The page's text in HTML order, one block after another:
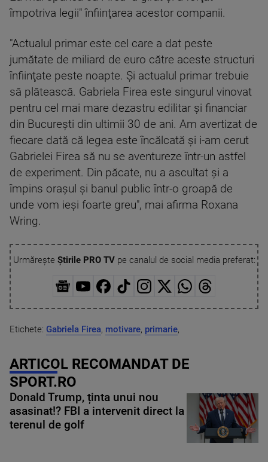
împotriva legii" înfiinţarea acestor companii.
"Actualul primar este cel care a dat peste
jumătate de miliard de euro către aceste structuri
înfiinţate peste noapte. Şi actualul primar trebuie
să plătească. Gabriela Firea este singurul vinovat
pentru cel mai mare dezastru edilitar şi financiar
din Bucureşti din ultimii 30 de ani. Am avertizat de
fiecare dată că legea este încălcată şi i-am cerut
Gabrielei Firea să nu se aventureze într-un astfel
de experiment. Din păcate, nu a ascultat şi a
împins oraşul şi banul public într-o groapă de
unde vom ieşi foarte greu", mai afirma Roxana
Wring.
Urmărește Știrile PRO TVpe canalul de social media preferat:
Etichete: Gabriela Firea, motivare, primarie,
ARTICOL RECOMANDAT DE
SPORT.RO
Donald Trump, ținta unui nou
asasinat!? FBI a intervenit direct la
terenul de golf